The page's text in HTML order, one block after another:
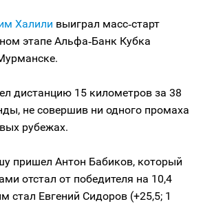
Халили выиграл масс‑старт
этапе Альфа‑Банк Кубка
дистанцию 15 километров за 38
не совершив ни одного промаха
рубежах.
пришел Антон Бабиков, который
отстал от победителя на 10,4
стал Евгений Сидоров (+25,5; 1